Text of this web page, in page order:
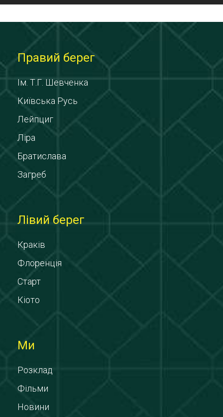
Правий берег
Ім. Т.Г. Шевченка
Київська Русь
Лейпциг
Ліра
Братислава
Загреб
Лівий берег
Краків
Флоренція
Старт
Кіото
Ми
Розклад
Фільми
Новини